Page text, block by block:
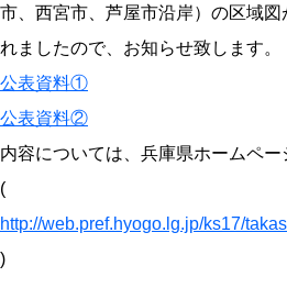
市、西宮市、芦屋市沿岸）の区域
れましたので、お知らせ致します。
公表資料①
公表資料②
内容については、兵庫県ホームペー
(
http://web.pref.hyogo.lg.jp/ks17/
)